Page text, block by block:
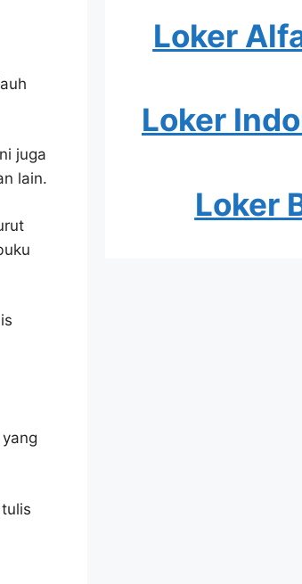
juga
lain.
Loker
Loker
Loker